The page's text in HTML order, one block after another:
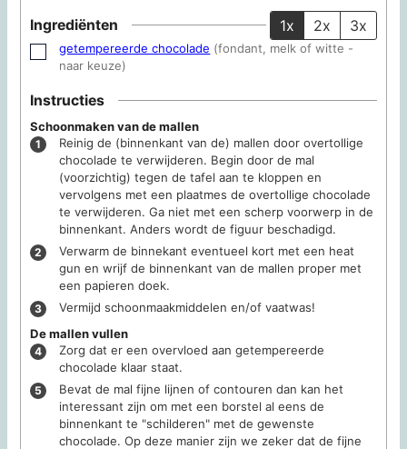
Ingrediënten 1x 2x 3x
▢
getempereerde chocolade (fondant, melk of witte -
naar keuze)
Instructies
Schoonmaken van de mallen
Reinig de (binnenkant van de) mallen door overtollige
chocolade te verwijderen. Begin door de mal
(voorzichtig) tegen de tafel aan te kloppen en
vervolgens met een plaatmes de overtollige chocolade
te verwijderen. Ga niet met een scherp voorwerp in de
binnenkant. Anders wordt de figuur beschadigd.
Verwarm de binnekant eventueel kort met een heat
gun en wrijf de binnenkant van de mallen proper met
een papieren doek.
Vermijd schoonmaakmiddelen en/of vaatwas!
De mallen vullen
Zorg dat er een overvloed aan getempereerde
chocolade klaar staat.
Bevat de mal fijne lijnen of contouren dan kan het
interessant zijn om met een borstel al eens de
binnenkant te "schilderen" met de gewenste
chocolade. Op deze manier zijn we zeker dat de fijne